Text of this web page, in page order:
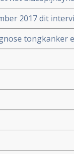
2017 dit
tongkanker
van Ruben